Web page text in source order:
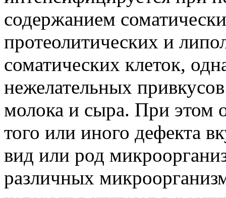
содержанием
протеолитических и
соматических клеток,
нежелательных
молока и сыра. При этом
того или иного дефекта
вид или род
различных